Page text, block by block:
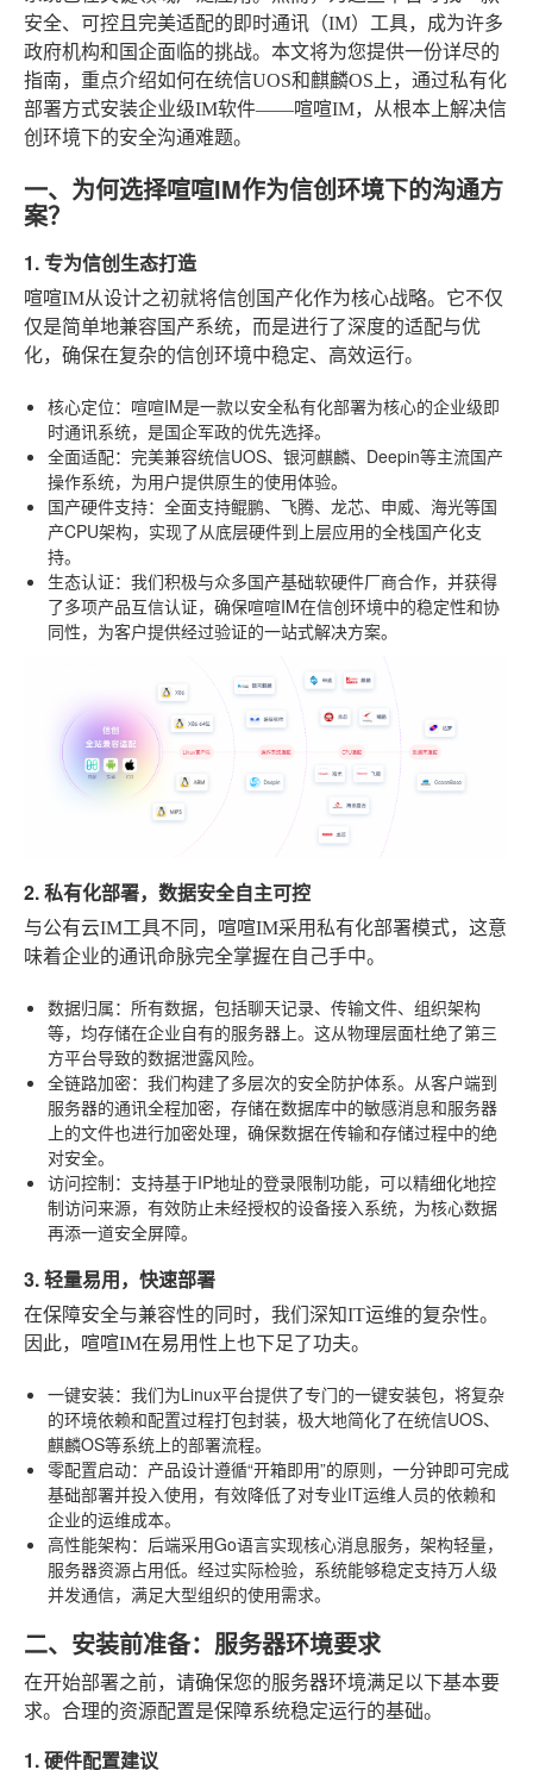
安全、可控且完美适配的即时通讯（IM）工具，成为许多
政府机构和国企面临的挑战。本文将为您提供一份详尽的
指南，重点介绍如何在统信UOS和麒麟OS上，通过私有化
部署方式安装企业级IM软件——喧喧IM，从根本上解决信
创环境下的安全沟通难题。
一、为何选择喧喧IM作为信创环境下的沟通方
案？
1. 专为信创生态打造
喧喧IM从设计之初就将信创国产化作为核心战略。它不仅
仅是简单地兼容国产系统，而是进行了深度的适配与优
化，确保在复杂的信创环境中稳定、高效运行。
核心定位：喧喧IM是一款以安全私有化部署为核心的企业级即
时通讯系统，是国企军政的优先选择。
全面适配：完美兼容统信UOS、银河麒麟、Deepin等主流国产
操作系统，为用户提供原生的使用体验。
国产硬件支持：全面支持鲲鹏、飞腾、龙芯、申威、海光等国
产CPU架构，实现了从底层硬件到上层应用的全栈国产化支
持。
生态认证：我们积极与众多国产基础软硬件厂商合作，并获得
了多项产品互信认证，确保喧喧IM在信创环境中的稳定性和协
同性，为客户提供经过验证的一站式解决方案。
2. 私有化部署，数据安全自主可控
与公有云IM工具不同，喧喧IM采用私有化部署模式，这意
味着企业的通讯命脉完全掌握在自己手中。
数据归属：所有数据，包括聊天记录、传输文件、组织架构
等，均存储在企业自有的服务器上。这从物理层面杜绝了第三
方平台导致的数据泄露风险。
全链路加密：我们构建了多层次的安全防护体系。从客户端到
服务器的通讯全程加密，存储在数据库中的敏感消息和服务器
上的文件也进行加密处理，确保数据在传输和存储过程中的绝
对安全。
访问控制：支持基于IP地址的登录限制功能，可以精细化地控
制访问来源，有效防止未经授权的设备接入系统，为核心数据
再添一道安全屏障。
3. 轻量易用，快速部署
在保障安全与兼容性的同时，我们深知IT运维的复杂性。
因此，喧喧IM在易用性上也下足了功夫。
一键安装：我们为Linux平台提供了专门的一键安装包，将复杂
的环境依赖和配置过程打包封装，极大地简化了在统信UOS、
麒麟OS等系统上的部署流程。
零配置启动：产品设计遵循“开箱即用”的原则，一分钟即可完成
基础部署并投入使用，有效降低了对专业IT运维人员的依赖和
企业的运维成本。
高性能架构：后端采用Go语言实现核心消息服务，架构轻量，
服务器资源占用低。经过实际检验，系统能够稳定支持万人级
并发通信，满足大型组织的使用需求。
二、安装前准备：服务器环境要求
在开始部署之前，请确保您的服务器环境满足以下基本要
求。合理的资源配置是保障系统稳定运行的基础。
1. 硬件配置建议